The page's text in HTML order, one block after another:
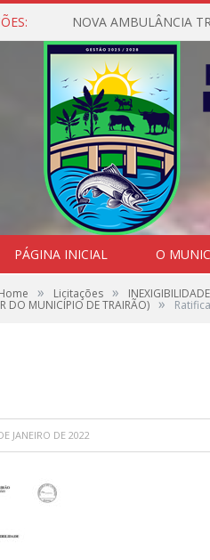
NOVA AMBULÂNCIA
PÁGINA INICIAL O
» Licitações »
DO MUNICÍPIO DE TRAIRÃO) »
JANEIRO DE 2022